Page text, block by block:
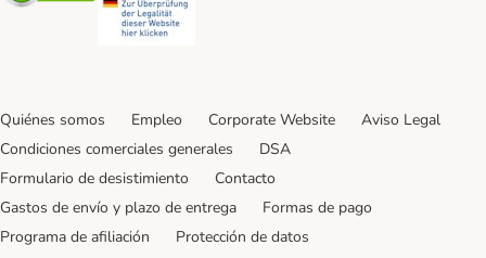
Quiénes somos Empleo Corporate Website
Aviso Legal
Condiciones comerciales generales
DSA
Formulario de desistimiento
Contacto
Gastos de envío y plazo de entrega
Formas de pago
Programa de afiliación
Protección de datos